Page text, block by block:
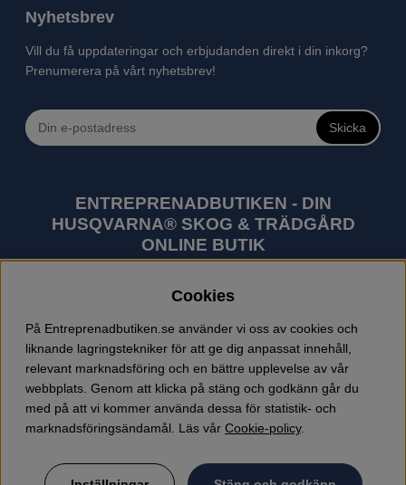
Nyhetsbrev
Vill du få uppdateringar och erbjudanden direkt i din inkorg?
Prenumerera på vårt nyhetsbrev!
Skicka
ENTREPRENADBUTIKEN - DIN
HUSQVARNA® SKOG & TRÄDGÅRD
ONLINE BUTIK
utomhusprodukter som skogsmaskiner och
trädgårdsmaskiner. I sortimentet finns bl.a. robotgräsklippare,
motorsågar, röjsågar, trimmers, riders, åkgräsklippare,
trädgårdstraktorer, gräsklippare, häcksaxar, lövblåsar,
jordfräsar, snöslungor, skyddskläder och arbetskläder.
Entreprenadbutiken har snabba leveranser av Husqvarna
produkter.
Cookies
På Entreprenadbutiken.se använder vi oss av cookies och
liknande lagringstekniker för att ge dig anpassat innehåll,
relevant marknadsföring och en bättre upplevelse av vår
webbplats. Genom att klicka på stäng och godkänn går du
med på att vi kommer använda dessa för statistik- och
marknadsföringsändamål. Läs vår Cookie-policy.